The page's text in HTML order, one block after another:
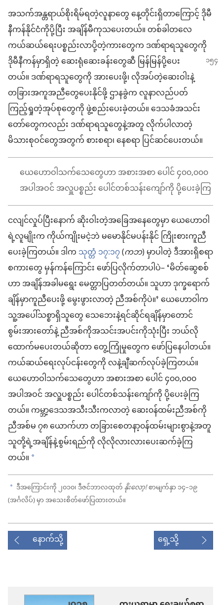
အသက်အန္တရာယ်စိုးရိမ်ရတဲ့လူနာတွေ နေ့တိုင်းရှိတာကြောင့် ဒိုမီ
နီကန်နိုင်ငံကိုပို့ပြီး အချိန်မီကုသပေးတယ်။ တစ်ခါတလေ
ကယ်ဆယ်ရေးပစ္စည်းလာပို့တဲ့ကားတွေက ဒဏ်ရာရသူတွေကို
ဒိုမီနီကန်မှာရှိတဲ့ ဆေးရုံဆေးခန်းတွေဆီ မြန်မြန်ပို့ပေး
တယ်။ ဒဏ်ရာရသူတွေကို အားပေးဖို့၊ လိုအပ်တဲ့ဆေးဝါးနဲ့
တခြားအကူအညီတွေပေးနိုင်ဖို့ ဌာနခွဲက လူနာလည်ပတ်
ကြည့်ရှုတဲ့အုပ်စုတွေကို ဖွဲ့စည်းပေးခဲ့တယ်။ ဒေသခံအသင်း
တော်တွေကလည်း ဒဏ်ရာရသူတွေနဲ့အတူ လိုက်ပါလာတဲ့
မိသားစုဝင်တွေအတွက် စားစရာ၊ နေစရာ ပြင်ဆင်ပေးတယ်။
ယေဟောဝါသက်သေတွေဟာ အစားအစာ ပေါင် ၄၀၀,၀၀၀
အပါအဝင် အလှူပစ္စည်း ပေါင်တစ်သန်းကျော်ကို ပို့ပေးခဲ့ကြ
ငလျင်လှုပ်ပြီးနောက် ဆိုးဝါးတဲ့အခြေအနေတွေမှာ ယေဟောဝါ
ရဲ့လူမျိုးက ကိုယ်ကျိုးမငဲ့ဘဲ မမောနိုင်မပန်းနိုင် ကြိုးစားကူညီ
ပေးခဲ့ကြတယ်။ ဒါကသုတ္တံ ၁၇:၁၇(ကဘ) မှာပါတဲ့ ဒီအားရှိစရာ
စကားတွေ မှန်ကန်ကြောင်း ဖော်ပြလိုက်တာပါပဲ– ‘မိတ်ဆွေစစ်
ဟာ အချိန်အခါမရွေး မေတ္တာပြတတ်တယ်။ သူဟာ ဒုက္ခရောက်
ချိန်မှာကူညီပေးဖို့ မွေးဖွားလာတဲ့ ညီအစ်ကိုပဲ။’ ယေဟောဝါက
သူ့အပေါ်သစ္စာရှိသူတွေ သေဘေးနဲ့ရင်ဆိုင်ရချိန်မှာတောင်
စွမ်းအားတော်နဲ့ ညီအစ်ကိုအသင်းအပင်းကိုသုံးပြီး ဘယ်လို
ထောက်မပေးတယ်ဆိုတာ တွေ့ကြုံမှုတွေက ဖော်ပြနေပါတယ်။
ကယ်ဆယ်ရေးလုပ်ငန်းတွေကို လနဲ့ချီဆက်လုပ်ခဲ့ကြတယ်။
ယေဟောဝါသက်သေတွေဟာ အစားအစာ ပေါင် ၄၀၀,၀၀၀
အပါအဝင် အလှူပစ္စည်း ပေါင်တစ်သန်းကျော်ကို ပို့ပေးခဲ့ကြ
တယ်။ ကမ္ဘာ့ဒေသအသီးသီးကလာတဲ့ ဆေး၀န်ထမ်းညီအစ်ကို
ညီအစ်မ ၇၈ ယောက်ဟာ တခြားစေတနာ့၀န်ထမ်းများစွာနဲ့အတူ
သူတို့ရဲ့အချိန်နဲ့စွမ်းရည်ကို လိုလိုလားလားပေးဆက်ခဲ့ကြ
တယ်။ a
a ဒီအကြောင်းကို ၂၀၁၀၊ ဒီဇင်ဘာလထုတ်နိုးလော့!စာမျက်နှာ ၁၄–၁၉
(အင်္ဂလိပ်) မှာ အသေးစိတ်ဖော်ပြထားတယ်။
နောက်သို့ ရှေ့သို့